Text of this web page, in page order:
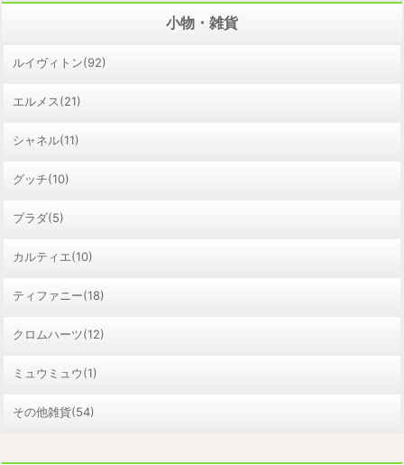
小物・雑貨
ルイヴィトン(92)
エルメス(21)
シャネル(11)
グッチ(10)
プラダ(5)
カルティエ(10)
ティファニー(18)
クロムハーツ(12)
ミュウミュウ(1)
その他雑貨(54)